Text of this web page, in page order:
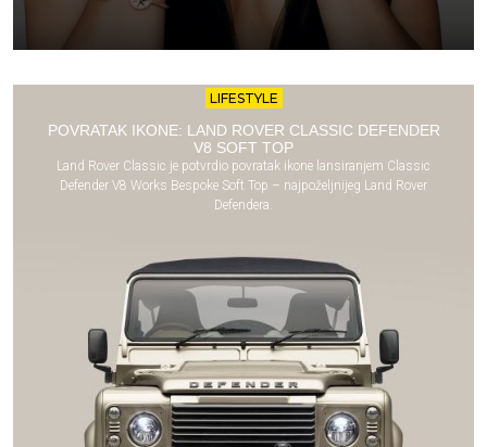
LIFESTYLE
POVRATAK IKONE: LAND ROVER CLASSIC DEFENDER
V8 SOFT TOP
Land Rover Classic je potvrdio povratak ikone lansiranjem Classic
Defender V8 Works Bespoke Soft Top – najpoželjnijeg Land Rover
Defendera.